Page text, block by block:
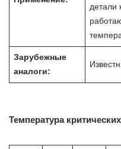
детали
Зарубежные
аналоги:
Температура